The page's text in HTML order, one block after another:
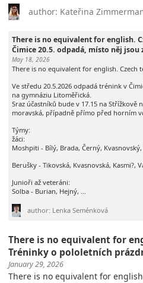
author: Kateřina
There is no equivalent for english.
Čimice 20.5. odpadá, místo něj jsou
May 18, 2026
There is no equivalent for english. Czech
Ve středu 20.5.2026 odpadá trénink v
na gymnáziu Litoměřická.
Sraz účastníků bude v 17.15 na Střížkově
moravská, případně přímo před horním
Týmy:
žáci:
Moshpiti - Bílý, Brada, Černý,
Berušky - Tikovská, Kvasnovská, Kasmi?,
Junioři až veteráni:
Solba - Burian, Hejný, ...
author: Lenka Seménková
There is no equivalent for
Tréninky o pololetních
January 29, 2026
There is no equivalent for